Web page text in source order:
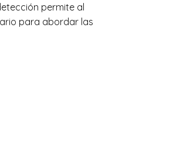
permite al
para abordar las